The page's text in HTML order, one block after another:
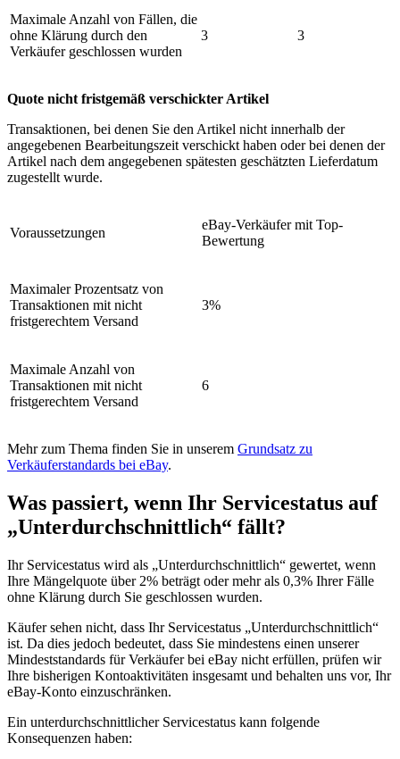
Maximale Anzahl von Fällen, die
ohne Klärung durch den
Verkäufer geschlossen wurden
3 3
Quote nicht fristgemäß verschickter Artikel
Transaktionen, bei denen Sie den Artikel nicht innerhalb der
angegebenen Bearbeitungszeit verschickt haben oder bei denen der
Artikel nach dem angegebenen spätesten geschätzten Lieferdatum
zugestellt wurde.
Voraussetzungen
eBay-Verkäufer mit Top-
Bewertung
Maximaler Prozentsatz von
Transaktionen mit nicht
fristgerechtem Versand
3%
Maximale Anzahl von
Transaktionen mit nicht
fristgerechtem Versand
6
Mehr zum Thema finden Sie in unserem Grundsatz zu
Verkäuferstandards bei eBay.
Was passiert, wenn Ihr Servicestatus auf
„Unterdurchschnittlich“ fällt?
Ihr Servicestatus wird als „Unterdurchschnittlich“ gewertet, wenn
Ihre Mängelquote über 2% beträgt oder mehr als 0,3% Ihrer Fälle
ohne Klärung durch Sie geschlossen wurden.
Käufer sehen nicht, dass Ihr Servicestatus „Unterdurchschnittlich“
ist. Da dies jedoch bedeutet, dass Sie mindestens einen unserer
Mindeststandards für Verkäufer bei eBay nicht erfüllen, prüfen wir
Ihre bisherigen Kontoaktivitäten insgesamt und behalten uns vor, Ihr
eBay-Konto einzuschränken.
Ein unterdurchschnittlicher Servicestatus kann folgende
Konsequenzen haben: